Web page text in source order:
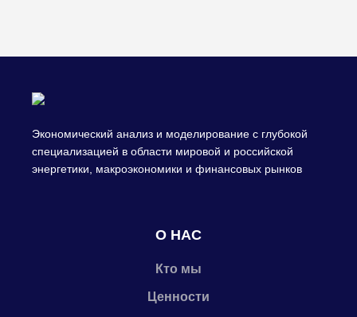
Экономический анализ и моделирование с глубокой
специализацией в области мировой и российской
энергетики, макроэкономики и финансовых рынков
О НАС
Кто мы
Ценности